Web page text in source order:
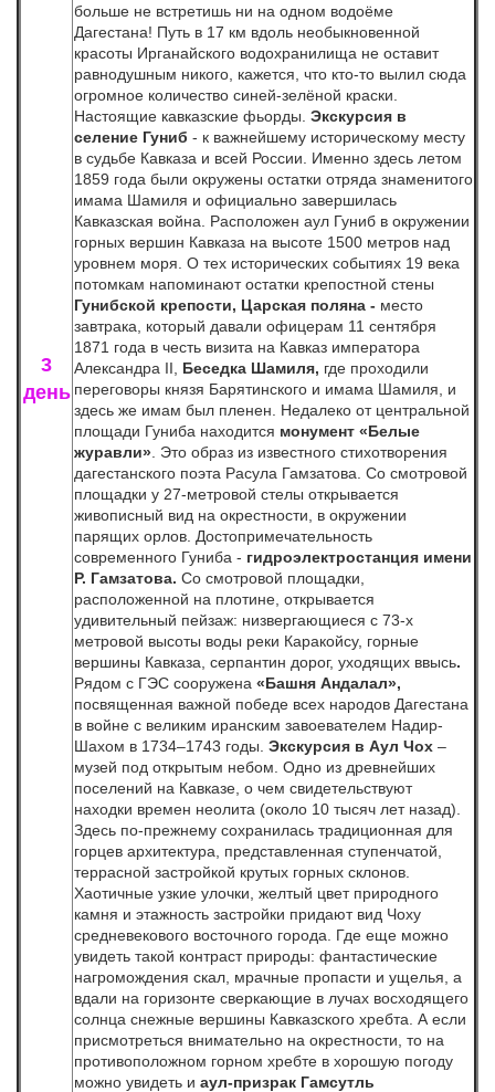
3
день
больше не встретишь ни на одном водоёме
Дагестана! Путь в 17 км вдоль необыкновенной
красоты Ирганайского водохранилища не оставит
равнодушным никого, кажется, что кто-то вылил сюда
огромное количество синей-зелёной краски.
Настоящие кавказские фьорды. Экскурсия в
селение Гуниб - к важнейшему историческому месту
в судьбе Кавказа и всей России. Именно здесь летом
1859 года были окружены остатки отряда знаменитого
имама Шамиля и официально завершилась
Кавказская война. Расположен аул Гуниб в окружении
горных вершин Кавказа на высоте 1500 метров над
уровнем моря. О тех исторических событиях 19 века
потомкам напоминают остатки крепостной стены
Гунибской крепости, Царская поляна - место
завтрака, который давали офицерам 11 сентября
1871 года в честь визита на Кавказ императора
Александра II, Беседка Шамиля, где проходили
переговоры князя Барятинского и имама Шамиля, и
здесь же имам был пленен. Недалеко от центральной
площади Гуниба находится монумент «Белые
журавли» . Это образ из известного стихотворения
дагестанского поэта Расула Гамзатова. Со смотровой
площадки у 27-метровой стелы открывается
живописный вид на окрестности, в окружении
парящих орлов. Достопримечательность
современного Гуниба - гидроэлектростанция имени
Р. Гамзатова. Со смотровой площадки,
расположенной на плотине, открывается
удивительный пейзаж: низвергающиеся с 73-х
метровой высоты воды реки Каракойсу, горные
вершины Кавказа, серпантин дорог, уходящих ввысь.
Рядом с ГЭС сооружена «Башня Андалал»,
посвященная важной победе всех народов Дагестана
в войне с великим иранским завоевателем Надир-
Шахом в 1734–1743 годы. Экскурсия в Аул Чох –
музей под открытым небом. Одно из древнейших
поселений на Кавказе, о чем свидетельствуют
находки времен неолита (около 10 тысяч лет назад).
Здесь по-прежнему сохранилась традиционная для
горцев архитектура, представленная ступенчатой,
террасной застройкой крутых горных склонов.
Хаотичные узкие улочки, желтый цвет природного
камня и этажность застройки придают вид Чоху
средневекового восточного города. Где еще можно
увидеть такой контраст природы: фантастические
нагромождения скал, мрачные пропасти и ущелья, а
вдали на горизонте сверкающие в лучах восходящего
солнца снежные вершины Кавказского хребта. А если
присмотреться внимательно на окрестности, то на
противоположном горном хребте в хорошую погоду
можно увидеть и аул-призрак Гамсутль